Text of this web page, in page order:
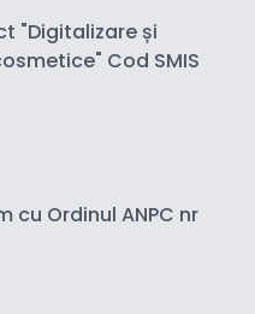
"Digitalizare și
Cod SMIS
cu Ordinul ANPC nr